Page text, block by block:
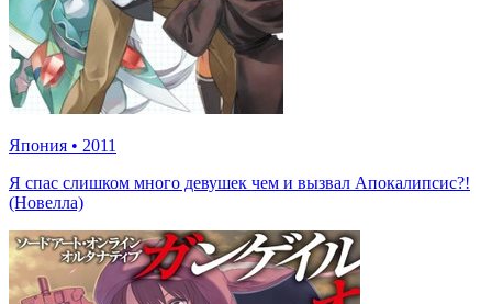
Япония • 2011
Я спас слишком много девушек чем и вызвал Апокалипсис?!
(Новелла)